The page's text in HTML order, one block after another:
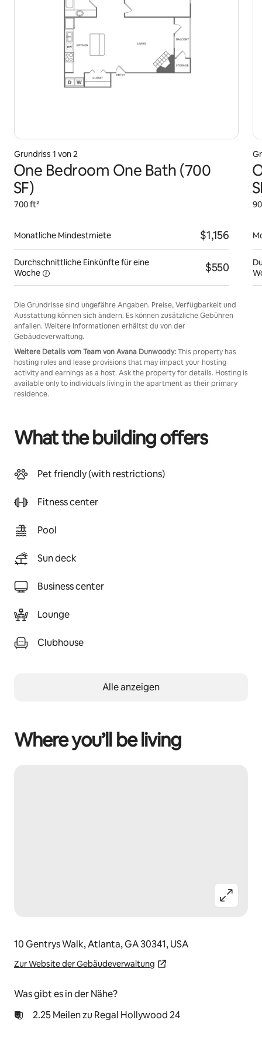
Grundriss 1 von 2
One Bedroom One Bath (700
SF)
700 ft²
Monatliche Mindestmiete $1,156
Durchschnittliche Einkünfte für eine
Woche
$550
Die Grundrisse sind ungefähre Angaben. Preise, Verfügbarkeit und
Ausstattung können sich ändern. Es können zusätzliche Gebühren
anfallen. Weitere Informationen erhältst du von der
Gebäudeverwaltung.
Weitere Details vom Team von Avana Dunwoody:This property has
hosting rules and lease provisions that may impact your hosting
activity and earnings as a host. Ask the property for details. Hosting is
available only to individuals living in the apartment as their primary
residence.
What the building offers
Pet friendly (with restrictions)
Fitness center
Pool
Sun deck
Business center
Lounge
Clubhouse
Alle anzeigen
Where you’ll be living
10 Gentrys Walk, Atlanta, GA 30341, USA
Zur Website der Gebäudeverwaltung
Was gibt es in der Nähe?
2.25 Meilen zu Regal Hollywood 24